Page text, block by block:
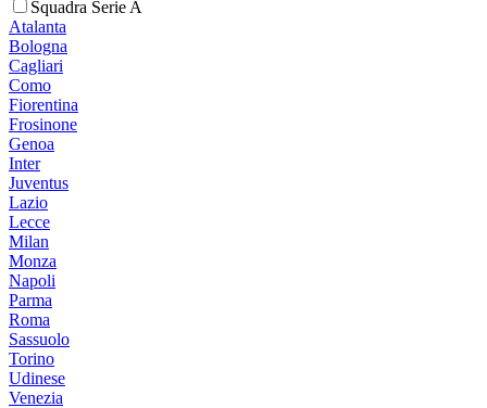
Squadra Serie A
Atalanta
Bologna
Cagliari
Como
Fiorentina
Frosinone
Genoa
Inter
Juventus
Lazio
Lecce
Milan
Monza
Napoli
Parma
Roma
Sassuolo
Torino
Udinese
Venezia